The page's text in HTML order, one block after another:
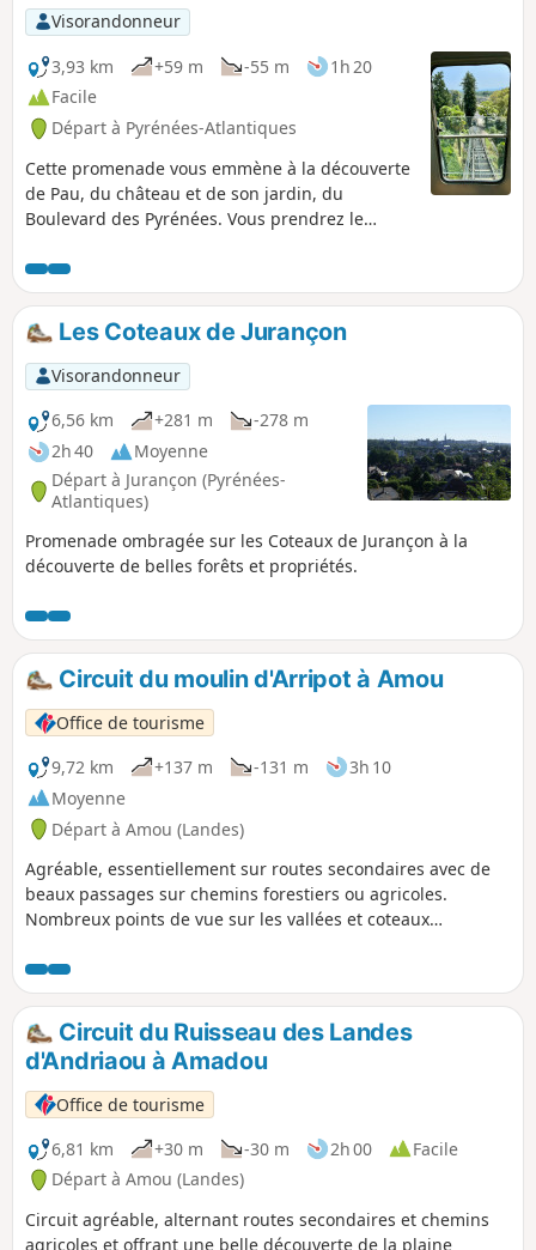
Visorandonneur
3,93 km
+59 m -55 m
1h 20
Facile
Départ à Pyrénées-Atlantiques
Cette promenade vous emmène à la découverte
de Pau, du château et de son jardin, du
Boulevard des Pyrénées. Vous prendrez le
historique de la Monnaie au pied du château.
Ce parcours emprunte majoritairement des
chemins piétons agréables, et ne traverse la
route qu'à une seule reprise. Vous pourrez vous
garer, facilement et gratuitement, au niveau du
point de départ.
Les Coteaux de Jurançon
Visorandonneur
6,56 km
+281 m
-278 m
2h 40
Moyenne
Départ à Jurançon (Pyrénées-
Atlantiques)
Promenade ombragée sur les Coteaux de Jurançon à la
découverte de belles forêts et propriétés.
Circuit du moulin d'Arripot à Amou
Office de tourisme
9,72 km
+137 m -131 m
3h 10
Moyenne
Départ à Amou (Landes)
Agréable, essentiellement sur routes secondaires avec de
beaux passages sur chemins forestiers ou agricoles.
Nombreux points de vue sur les vallées et coteaux
Circuit du Ruisseau des Landes
d'Andriaou à Amadou
Office de tourisme
6,81 km
+30 m -30 m 2h 00
Facile
Départ à Amou (Landes)
Circuit agréable, alternant routes secondaires et chemins
agricoles et offrant une belle découverte de la plaine